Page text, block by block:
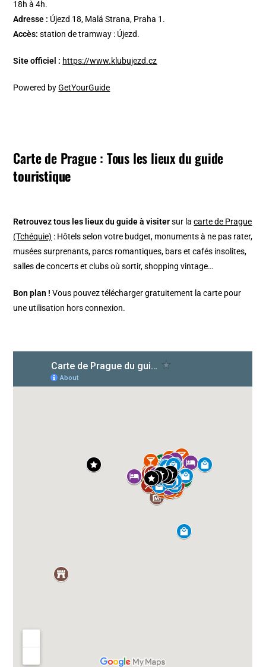
18h à 4h.
Adresse : Újezd 18, Malá Strana, Praha 1.
Accès:station de tramway : Újezd.
Site officiel : https://www.klubujezd.cz
Powered byGetYourGuide
Carte de Prague : Tous les lieux du guide
touristique
Retrouvez tous les lieux du guide à visitersur lacarte de Prague
(Tchéquie) : Hôtels selon votre budget, monuments à ne pas rater,
musées surprenants, parcs romantiques, bars et cafés insolites,
salles de concerts et clubs où sortir, shopping vintage…
Bon plan ! Vous pouvez télécharger gratuitement la carte pour
une utilisation hors connexion.